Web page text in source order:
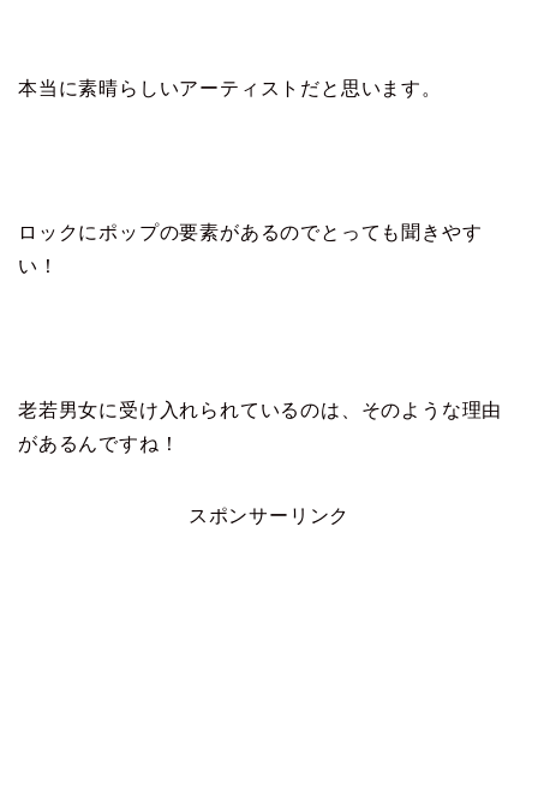
本当に素晴らしいアーティストだと思います。
ロックにポップの要素があるのでとっても聞きやす
い！
老若男女に受け入れられているのは、そのような理由
があるんですね！
スポンサーリンク